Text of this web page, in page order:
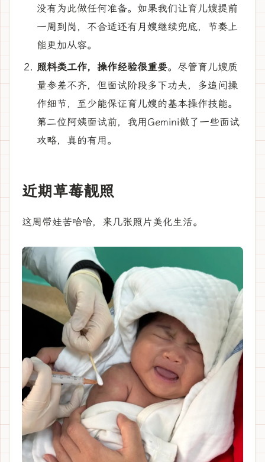
没有为此做任何准备。如果我们让育儿嫂提前
一周到岗，不合适还有月嫂继续兜底，节奏上
能更加从容。
照料类工作，操作经验很重要。尽管育儿嫂质
量参差不齐，但面试阶段多下功夫，多追问操
作细节，至少能保证育儿嫂的基本操作技能。
第二位阿姨面试前，我用Gemini做了一些面试
攻略，真的有用。
近期草莓靓照
这周带娃苦哈哈，来几张照片美化生活。